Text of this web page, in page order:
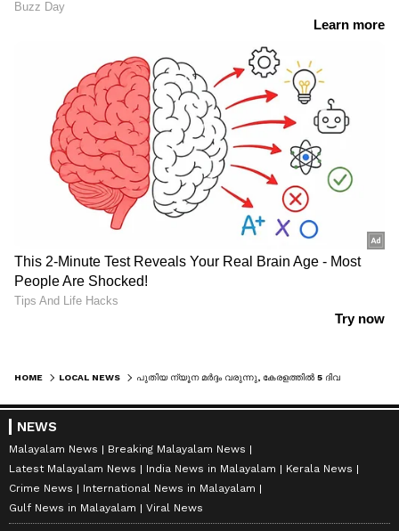
HOME LOCAL NEWS
NEWS
Malayalam News
Breaking Malayalam News
Latest Malayalam News
India News in Malayalam
Kerala News
Crime News
International News in Malayalam
Gulf News in Malayalam
Viral News